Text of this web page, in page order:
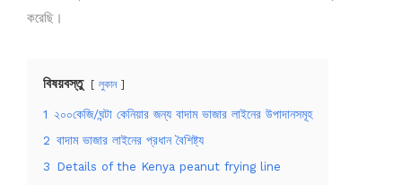
করেছি।
বিষয়বস্তু লুকান
1 ২০০কেজি/ঘন্টা কেনিয়ার জন্য বাদাম ভাজার লাইনের উপাদানসমূহ
2 বাদাম ভাজার লাইনের প্রধান বৈশিষ্ট্য
3 Details of the Kenya peanut frying line